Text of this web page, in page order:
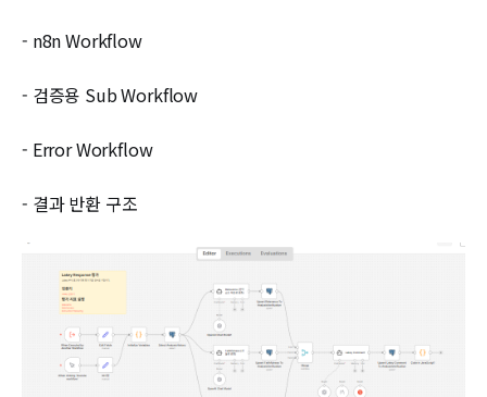
- n8n Workflow
- 검증용 Sub Workflow
- Error Workflow
- 결과 반환 구조